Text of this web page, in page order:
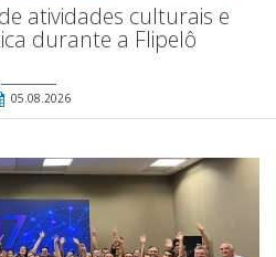
atividades culturais e
durante a Flipelô
05.08.2026